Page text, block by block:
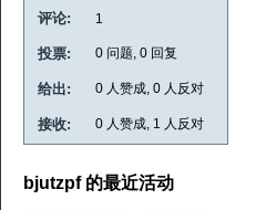
评论: 1
投票: 0 问题, 0 回复
给出: 0 人赞成, 0 人反对
接收: 0 人赞成, 1 人反对
bjutzpf 的最近活动